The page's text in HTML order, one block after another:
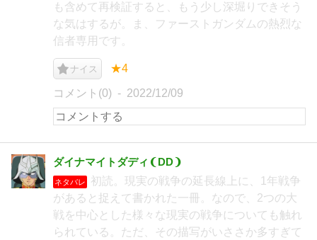
も含めて再検証すると、もう少し深堀りできそう
な気はするが。ま、ファーストガンダムの熱烈な
信者専用です。
ナイス ★4
コメント(0) 2022/12/09
ダイナマイトダディ❨DD❩
ネタバレ
初読。現実の戦争の延長線上に、1年戦争
があると捉えて書かれた一冊。なので、2つの大
戦を中心とした様々な現実の戦争についても触れ
られている。ただ、その描写がいささか多すぎて